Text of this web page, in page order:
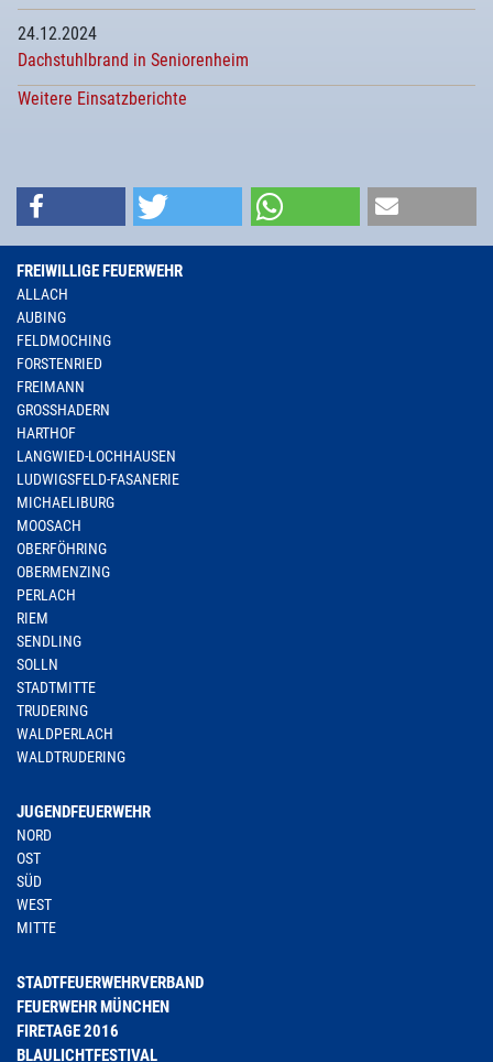
24.12.2024
Dachstuhlbrand in Seniorenheim
Weitere Einsatzberichte
FREIWILLIGE FEUERWEHR
ALLACH
AUBING
FELDMOCHING
FORSTENRIED
FREIMANN
GROSSHADERN
HARTHOF
LANGWIED-LOCHHAUSEN
LUDWIGSFELD-FASANERIE
MICHAELIBURG
MOOSACH
OBERFÖHRING
OBERMENZING
PERLACH
RIEM
SENDLING
SOLLN
STADTMITTE
TRUDERING
WALDPERLACH
WALDTRUDERING
JUGENDFEUERWEHR
NORD
OST
SÜD
WEST
MITTE
STADTFEUERWEHRVERBAND
FEUERWEHR MÜNCHEN
FIRETAGE 2016
BLAULICHTFESTIVAL